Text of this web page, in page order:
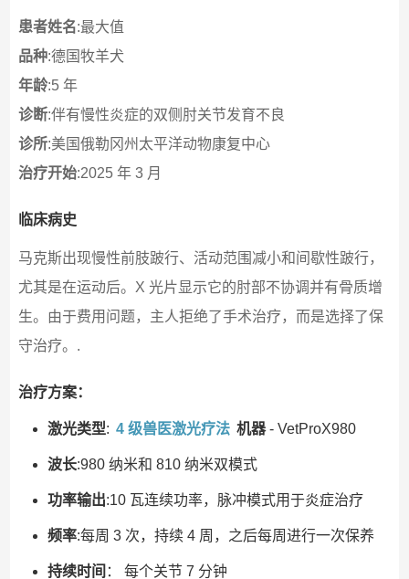
患者姓名:最大值
品种:德国牧羊犬
年龄:5 年
诊断:伴有慢性炎症的双侧肘关节发育不良
诊所:美国俄勒冈州太平洋动物康复中心
治疗开始:2025 年 3 月
临床病史
马克斯出现慢性前肢跛行、活动范围减小和间歇性跛行，
尤其是在运动后。X 光片显示它的肘部不协调并有骨质增
生。由于费用问题，主人拒绝了手术治疗，而是选择了保
守治疗。.
治疗方案：
激光类型: 4 级兽医激光疗法 机器- VetProX980
波长:980 纳米和 810 纳米双模式
功率输出:10 瓦连续功率，脉冲模式用于炎症治疗
频率:每周 3 次，持续 4 周，之后每周进行一次保养
持续时间 ： 每个关节 7 分钟